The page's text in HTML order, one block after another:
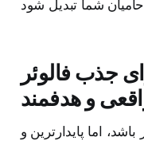
جذب فالوئر
و هدفمند
اما پایدارترین و